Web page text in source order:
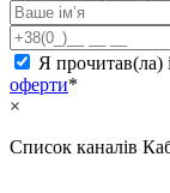
Я прочитав(ла)
оферти*
×
Список каналів